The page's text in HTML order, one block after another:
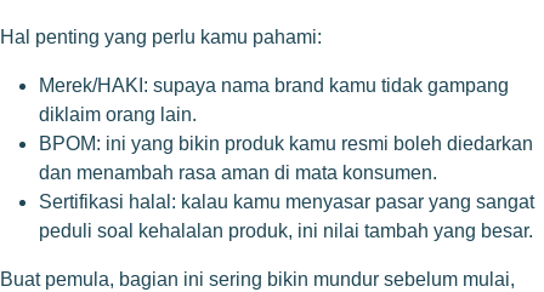
Hal penting yang perlu kamu pahami:
Merek/HAKI: supaya nama brand kamu tidak gampang
diklaim orang lain.
BPOM: ini yang bikin produk kamu resmi boleh diedarkan
dan menambah rasa aman di mata konsumen.
Sertifikasi halal: kalau kamu menyasar pasar yang sangat
peduli soal kehalalan produk, ini nilai tambah yang besar.
Buat pemula, bagian ini sering bikin mundur sebelum mulai,